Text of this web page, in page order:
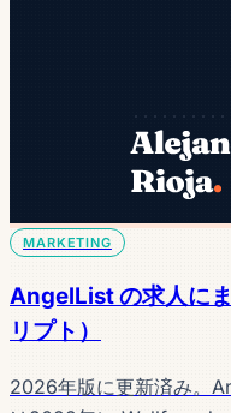
MARKETING
AngelList の求人に
リプト）
2026年版に更新済み。